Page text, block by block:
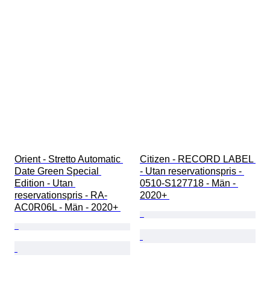
Orient - Stretto Automatic
Date Green Special
Edition - Utan
reservationspris - RA-
AC0R06L - Män - 2020+
Citizen - RECORD LABEL
- Utan reservationspris -
0510-S127718 - Män -
2020+